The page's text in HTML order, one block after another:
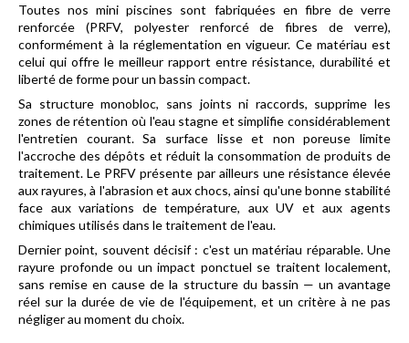
Toutes nos mini piscines sont fabriquées en fibre de verre
renforcée (PRFV, polyester renforcé de fibres de verre),
conformément à la réglementation en vigueur. Ce matériau est
celui qui offre le meilleur rapport entre résistance, durabilité et
liberté de forme pour un bassin compact.
Sa structure monobloc, sans joints ni raccords, supprime les
zones de rétention où l'eau stagne et simplifie considérablement
l'entretien courant. Sa surface lisse et non poreuse limite
l'accroche des dépôts et réduit la consommation de produits de
traitement. Le PRFV présente par ailleurs une résistance élevée
aux rayures, à l'abrasion et aux chocs, ainsi qu'une bonne stabilité
face aux variations de température, aux UV et aux agents
chimiques utilisés dans le traitement de l'eau.
Dernier point, souvent décisif : c'est un matériau réparable. Une
rayure profonde ou un impact ponctuel se traitent localement,
sans remise en cause de la structure du bassin — un avantage
réel sur la durée de vie de l'équipement, et un critère à ne pas
négliger au moment du choix.